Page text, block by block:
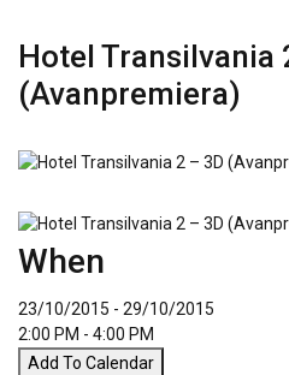
Hotel Transilvania
(Avanpremiera)
When
23/10/2015 - 29/10/2015
2:00 PM - 4:00 PM
Add To Calendar